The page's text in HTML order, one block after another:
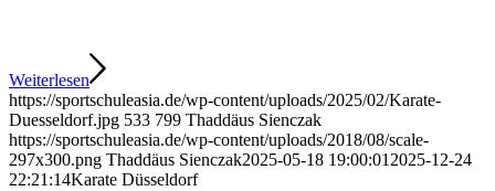
Weiterlesen
https://sportschuleasia.de/wp-content/uploads/2025/02/Karate-
Duesseldorf.jpg 533 799 Thaddäus Sienczak
https://sportschuleasia.de/wp-content/uploads/2018/08/scale-
297x300.png Thaddäus Sienczak2025-05-18 19:00:01 2025-12-24
22:21:14Karate Düsseldorf